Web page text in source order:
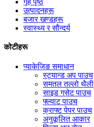
गृह पृष्ठ
उत्पादनहरू
बजार खण्डहरू
स्वास्थ्य र सौन्दर्य
कोटीहरू
प्याकेजिङ समाधान
स्ट्यान्ड अप पाउच
समतल तल्लो थैली
साइड गसेट पाउच
फ्ल्याट पाउच
क्राफ्ट पेपर पाउच
अनुकूलित आकार